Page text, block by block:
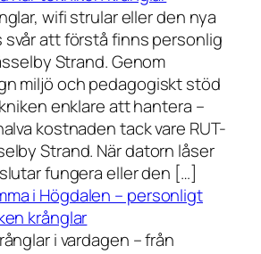
wifi strular eller den nya
svår att förstå finns personlig
Strand. Genom
miljö och pedagogiskt stöd
enklare att hantera –
kostnaden tack vare RUT-
Strand. När datorn låser
fungera eller den […]
i Högdalen – personligt
krånglar
i vardagen – från